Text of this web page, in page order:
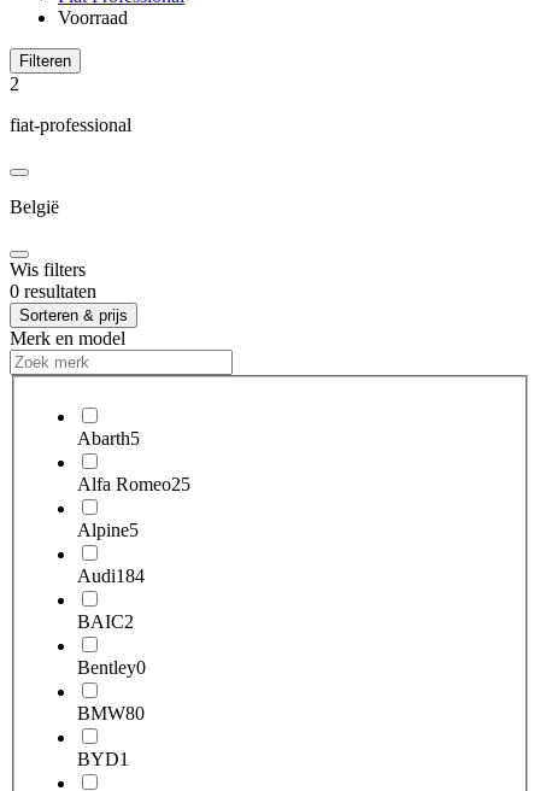
Voorraad
Filteren
2
fiat-professional
België
Wis filters
0 resultaten
Sorteren & prijs
Merk en model
Abarth5
Alfa Romeo25
Alpine5
Audi184
BAIC2
Bentley0
BMW80
BYD1